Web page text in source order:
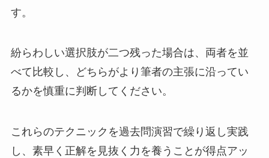
す。
紛らわしい選択肢が二つ残った場合は、両者を並
べて比較し、どちらがより筆者の主張に沿ってい
るかを慎重に判断してください。
これらのテクニックを過去問演習で繰り返し実践
し、素早く正解を見抜く力を養うことが得点アッ